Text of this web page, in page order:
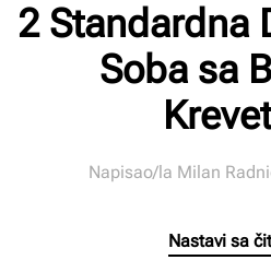
2 Standardna
Soba sa
Napisao/la Milan
Nastavi sa